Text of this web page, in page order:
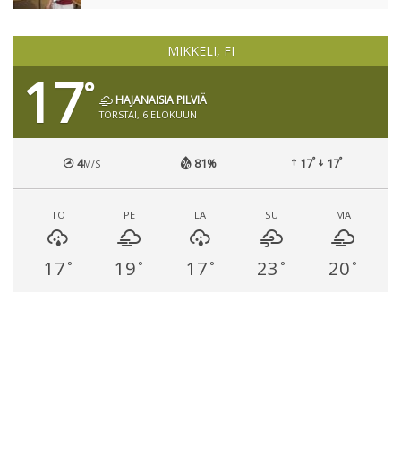
MIKKELI, FI
17° HAJANAISIA PILVIÄ
TORSTAI, 6 ELOKUUN
4M/S 81% 17° 17°
TO
17 °
PE
19 °
LA
17 °
SU
23 °
MA
20 °